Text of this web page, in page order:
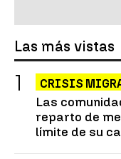
Las más vistas
CRISIS
Las
reparto de
límite de su